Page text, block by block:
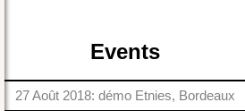
Events
27 Août 2018: démo Etnies, Bordeaux